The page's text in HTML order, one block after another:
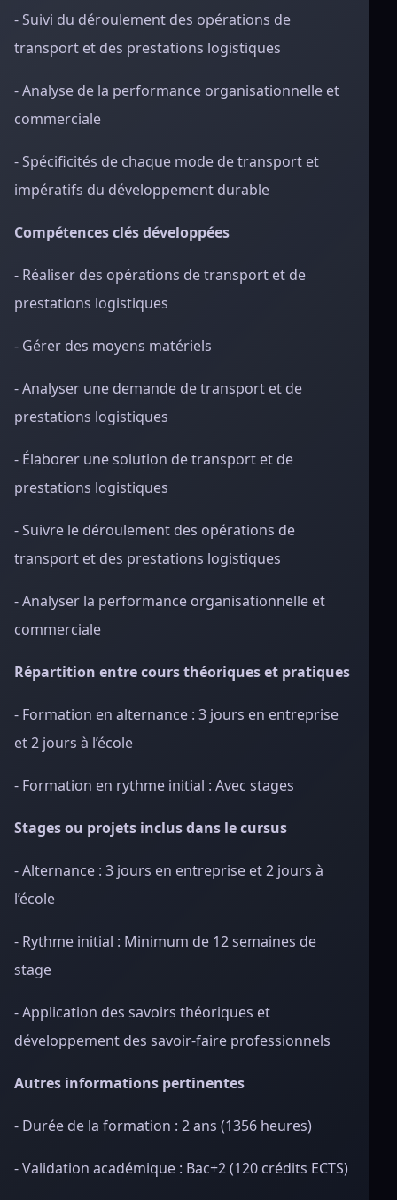
- Suivi du déroulement des opérations de
transport et des prestations logistiques
- Analyse de la performance organisationnelle et
commerciale
- Spécificités de chaque mode de transport et
impératifs du développement durable
Compétences clés développées
- Réaliser des opérations de transport et de
prestations logistiques
- Gérer des moyens matériels
- Analyser une demande de transport et de
prestations logistiques
- Élaborer une solution de transport et de
prestations logistiques
- Suivre le déroulement des opérations de
transport et des prestations logistiques
- Analyser la performance organisationnelle et
commerciale
Répartition entre cours théoriques et pratiques
- Formation en alternance : 3 jours en entreprise
et 2 jours à l’école
- Formation en rythme initial : Avec stages
Stages ou projets inclus dans le cursus
- Alternance : 3 jours en entreprise et 2 jours à
l’école
- Rythme initial : Minimum de 12 semaines de
stage
- Application des savoirs théoriques et
développement des savoir-faire professionnels
Autres informations pertinentes
- Durée de la formation : 2 ans (1356 heures)
- Validation académique : Bac+2 (120 crédits ECTS)